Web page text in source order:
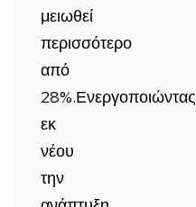
μειωθεί
περισσότερο
από
28%.Ενεργοποιώντας
εκ
νέου
την